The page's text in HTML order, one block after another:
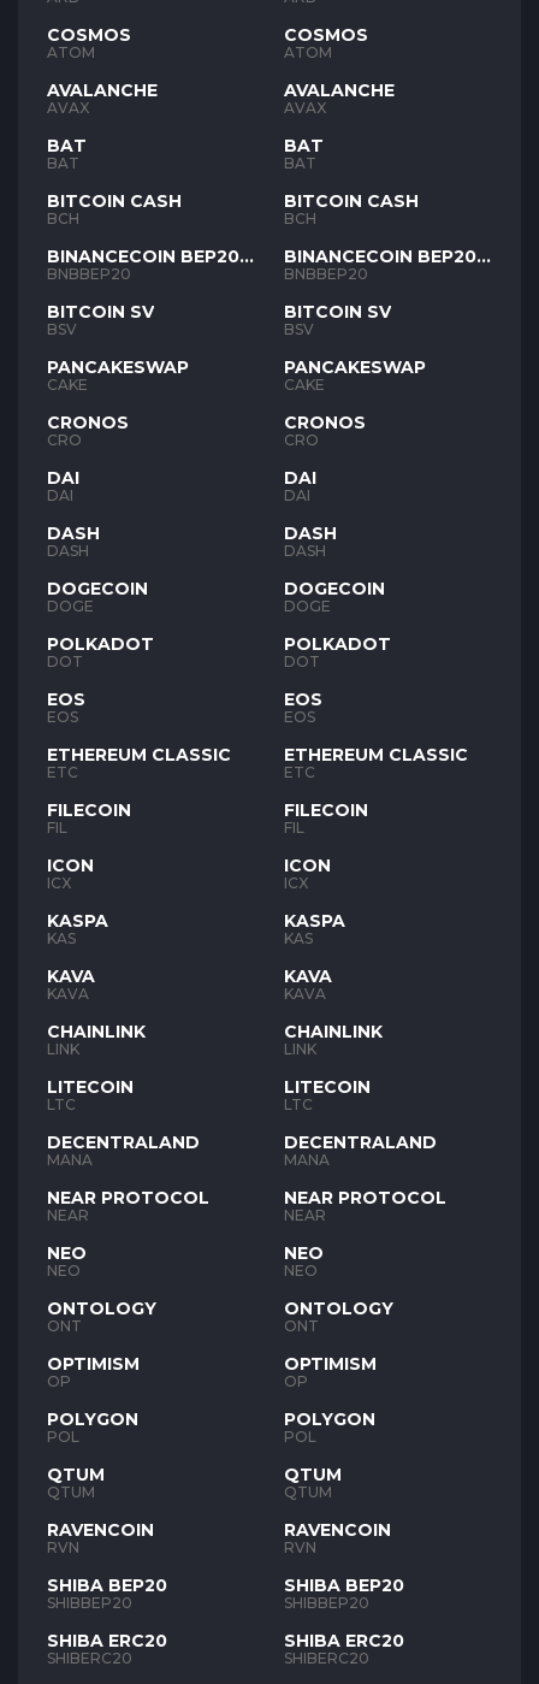
COSMOS
ATOM
AVALANCHE
AVAX
BAT
BAT
BITCOIN CASH
BCH
BINANCECOIN BEP20
BNB
BNBBEP20
BITCOIN SV
BSV
PANCAKESWAP
CAKE
CRONOS
CRO
DAI
DAI
DASH
DASH
DOGECOIN
DOGE
POLKADOT
DOT
EOS
EOS
ETHEREUM CLASSIC
ETC
FILECOIN
FIL
ICON
ICX
KASPA
KAS
KAVA
KAVA
CHAINLINK
LINK
LITECOIN
LTC
DECENTRALAND
MANA
NEAR PROTOCOL
NEAR
NEO
NEO
ONTOLOGY
ONT
OPTIMISM
OP
POLYGON
POL
QTUM
QTUM
RAVENCOIN
RVN
SHIBA BEP20
SHIBBEP20
SHIBA ERC20
SHIBERC20
COSMOS
ATOM
AVALANCHE
AVAX
BAT
BAT
BITCOIN CASH
BCH
BINANCECOIN BEP20
BNB
BNBBEP20
BITCOIN SV
BSV
PANCAKESWAP
CAKE
CRONOS
CRO
DAI
DAI
DASH
DASH
DOGECOIN
DOGE
POLKADOT
DOT
EOS
EOS
ETHEREUM CLASSIC
ETC
FILECOIN
FIL
ICON
ICX
KASPA
KAS
KAVA
KAVA
CHAINLINK
LINK
LITECOIN
LTC
DECENTRALAND
MANA
NEAR PROTOCOL
NEAR
NEO
NEO
ONTOLOGY
ONT
OPTIMISM
OP
POLYGON
POL
QTUM
QTUM
RAVENCOIN
RVN
SHIBA BEP20
SHIBBEP20
SHIBA ERC20
SHIBERC20